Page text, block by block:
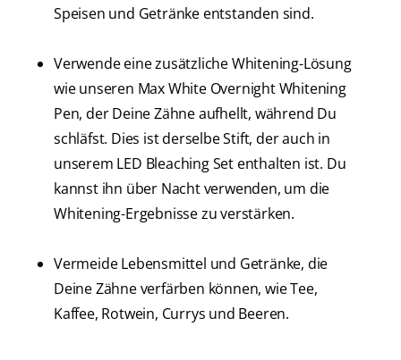
Speisen und Getränke entstanden sind.
Verwende eine zusätzliche Whitening-Lösung
wie unseren Max White Overnight Whitening
Pen, der Deine Zähne aufhellt, während Du
schläfst. Dies ist derselbe Stift, der auch in
unserem LED Bleaching Set enthalten ist. Du
kannst ihn über Nacht verwenden, um die
Whitening-Ergebnisse zu verstärken.
Vermeide Lebensmittel und Getränke, die
Deine Zähne verfärben können, wie Tee,
Kaffee, Rotwein, Currys und Beeren.